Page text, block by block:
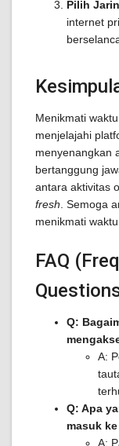
Pilih
internet
Menikmati
menjelajahi
menyenangkan
bertanggung
antara aktivitas
fresh . Semoga
menikmati
FAQ
Q:
A:
Q: Apa
masuk
A: